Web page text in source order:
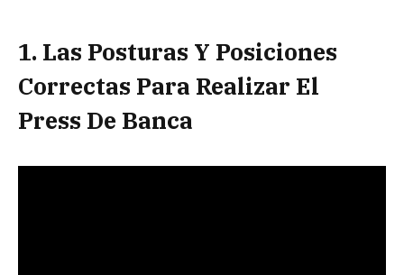
1. Las Posturas Y Posiciones
Correctas Para Realizar El
Press De Banca